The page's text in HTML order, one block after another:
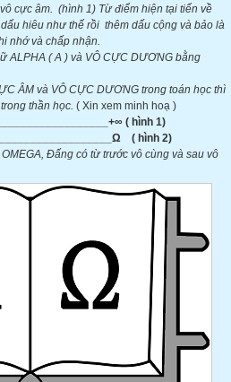
cực âm. (hình 1) Từ điểm hiện tại tiến về
hiêu như thế rồi thêm dấu cộng và bảo là
nhớ và chấp nhận.
ALPHA ( A ) và VÔ CỰC DƯƠNG bằng
ÂM và VÔ CỰC DƯƠNG trong toán học thì
thần học. ( Xin xem minh hoạ )
∞ ( hình 1)
Ω
( hình 2)
Đấng có từ trước vô cùng và sau vô